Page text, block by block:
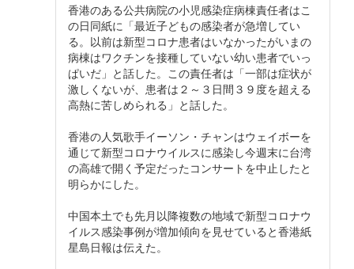
香港のある公共病院の小児感染症病棟責任者はこ
の日同紙に「最近子どもの感染者が急増してい
る。以前は新型コロナ患者はいなかったがいまの
病棟はワクチンを接種していない幼い患者でいっ
ぱいだ」と話した。この責任者は「一部は症状が
激しくないが、患者は２～３日間３９度を超える
高熱に苦しめられる」と話した。
香港の人気歌手イーソン・チャンはウェイボーを
通じて新型コロナウイルスに感染し今週末に台湾
の高雄で開く予定だったコンサートを中止したと
明らかにした。
中国本土でも先月以降複数の地域で新型コロナウ
イルス感染事例が増加傾向を見せていると香港紙
星島日報は伝えた。